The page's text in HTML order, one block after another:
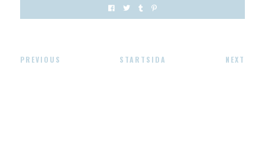
PREVIOUS STARTSIDA NEXT